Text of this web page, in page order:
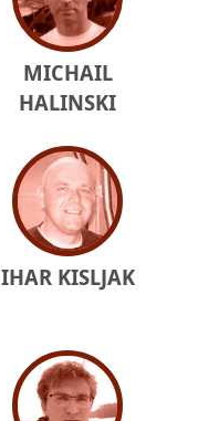
MICHAIL
HALINSKI
IHAR KISLJAK